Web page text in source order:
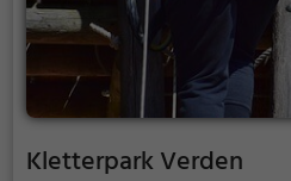
Kletterpark Verden